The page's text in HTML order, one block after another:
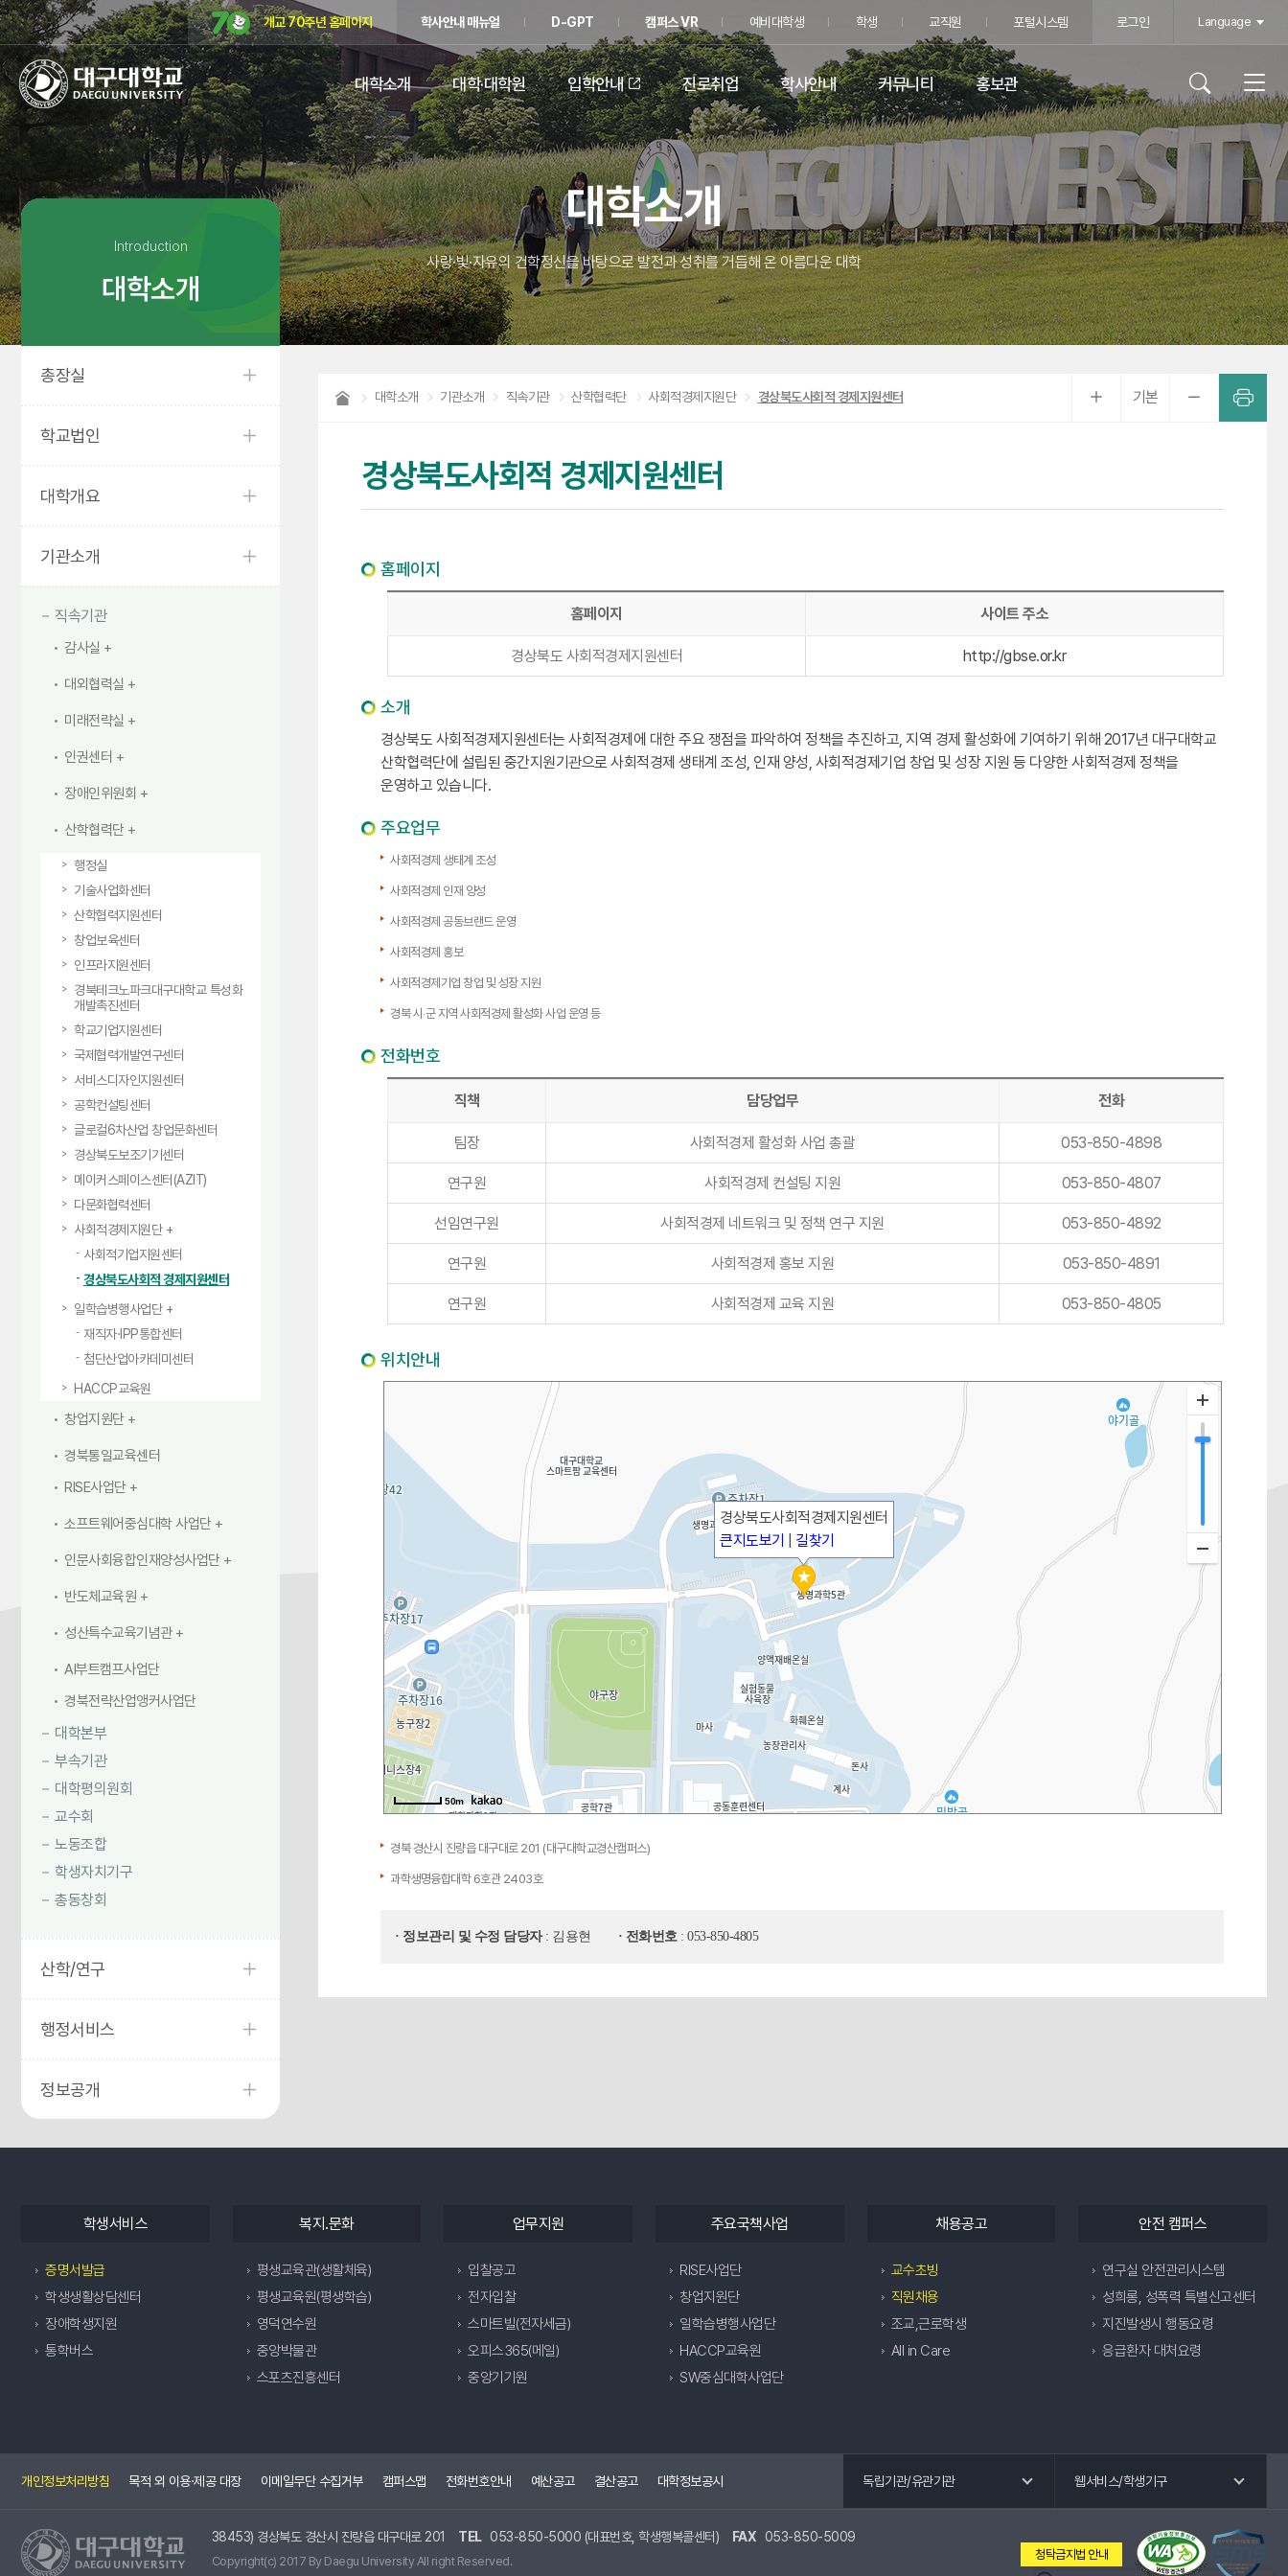
개교 70주년 홈페이지 학사안내 매뉴얼 D-GPT 캠퍼스 VR 예비대학생 학생 교직원 포털시스템 로그인 Language
대구대학교
DAEGU
UNIVERSITY
대학소개 대학·대학원 입학안내 진로취업 학사안내 커뮤니티 홍보관
대학소개
사랑·빛·자유의 건학정신을 바탕으로 발전과 성취를 거듭해 온 아름다운 대학
Introduction
대학소개
총장실
학교법인
대학개요
기관소개
직속기관
감사실
대외협력실
미래전략실
인권센터
장애인위원회
산학협력단
행정실
기술사업화센터
산학협력지원센터
창업보육센터
인프라지원센터
경북테크노파크대구대학교 특성화
개발촉진센터
학교기업지원센터
국제협력개발연구센터
서비스디자인지원센터
공학컨설팅센터
글로컬6차산업 창업문화센터
경상북도보조기기센터
메이커스페이스센터(AZIT)
다문화협력센터
사회적경제지원단
사회적기업지원센터
경상북도사회적 경제지원센터
일학습병행사업단
재직자·IPP통합센터
첨단산업아카데미센터
HACCP교육원
창업지원단
경북통일교육센터
RISE사업단
소프트웨어중심대학 사업단
인문사회융합인재양성사업단
반도체교육원
성산특수교육기념관
AI부트캠프사업단
경북전략산업앵커사업단
대학본부
부속기관
대학평의원회
교수회
노동조합
학생자치기구
총동창회
산학/연구
행정서비스
정보공개
대학소개 기관소개 직속기관 산학협력단 사회적경제지원단 경상북도사회적 경제지원센터 기본
경상북도사회적 경제지원센터
홈페이지
홈페이지 사이트 주소
경상북도 사회적경제지원센터 http://gbse.or.kr
소개
경상북도 사회적경제지원센터는 사회적경제에 대한 주요 쟁점을 파악하여 정책을 추진하고, 지역 경제 활성화에 기여하기 위해 2017년 대구대학교
산학협력단에 설립된 중간지원기관으로 사회적경제 생태계 조성, 인재 양성, 사회적경제기업 창업 및 성장 지원 등 다양한 사회적경제 정책을
운영하고 있습니다.
주요업무
사회적경제 생태계 조성
사회적경제 인재 양성
사회적경제 공동브랜드 운영
사회적경제 홍보
사회적경제기업 창업 및 성장 지원
경북 시‧군 지역 사회적경제 활성화 사업 운영 등
전화번호
직책 담당업무 전화
팀장 사회적경제 활성화 사업 총괄 053-850-4898
연구원 사회적경제 컨설팅 지원 053-850-4807
선임연구원 사회적경제 네트워크 및 정책 연구 지원 053-850-4892
연구원 사회적경제 홍보 지원 053-850-4891
연구원 사회적경제 교육 지원 053-850-4805
위치안내
경상북도사회적경제지원센터
큰지도보기
길찾기
50m
경북 경산시 진량읍 대구대로 201 (대구대학교경산캠퍼스)
과학생명융합대학 6호관 2403호
· 정보관리 및 수정 담당자: 김용현 · 전화번호: 053-850-4805
학생서비스
증명서발급
학생생활상담센터
장애학생지원
통학버스
복지.문화
평생교육관(생활체육)
평생교육원(평생학습)
영덕연수원
중앙박물관
스포츠진흥센터
업무지원
입찰공고
전자입찰
스마트빌(전자세금)
오피스365(메일)
중앙기기원
주요국책사업
RISE사업단
창업지원단
일학습병행사업단
HACCP교육원
SW중심대학사업단
채용공고
교수초빙
직원채용
조교,근로학생
All in Care
안전 캠퍼스
연구실 안전관리시스템
성희롱, 성폭력 특별신고센터
지진발생시 행동요령
응급환자 대처요령
개인정보처리방침 목적 외 이용·제공 대장 이메일무단 수집거부 캠퍼스맵 전화번호안내 예산공고 결산공고 대학정보공시 독립기관/유관기관
교수회
웹서비스/학생기구
공학교육혁신센터
국제교류.외국어특강
38453) 경상북도 경산시 진량읍 대구대로 201 TEL 053-850-5000 (대표번호, 학생행복콜센터) FAX 053-850-5009
Copyright(c) 2017 By Daegu University All right Reserved. 청탁금지법 안내